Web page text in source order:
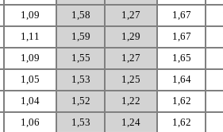
1,09 1,58 1,27 1,67
1,11 1,59 1,29 1,67
1,09 1,55 1,27 1,65
1,05 1,53 1,25 1,64
1,04 1,52 1,22 1,62
1,06 1,53 1,24 1,62